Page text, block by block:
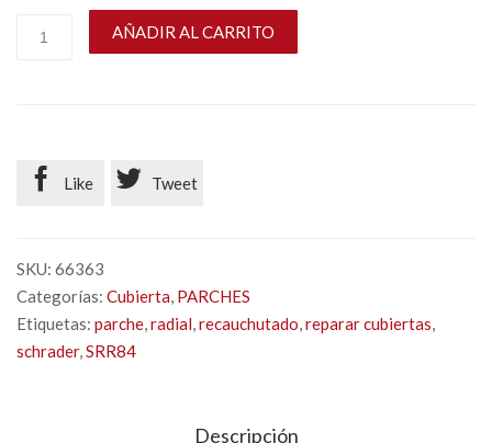
AÑADIR AL CARRITO
 Like  Tweet
SKU: 66363
Categorías: Cubierta, PARCHES
Etiquetas: parche,radial,recauchutado,reparar cubiertas,
schrader,SRR84
Descripción